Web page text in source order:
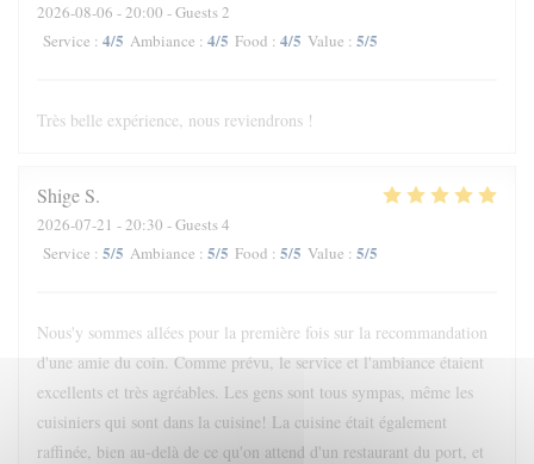
2026-08-06 - 20:00 - Guests 2
Service : 4/5 Ambiance : 4/5 Food : 4/5 Value : 5/5
Très belle expérience, nous reviendrons !
Shige S
2026-07-21 - 20:30 - Guests 4
Service : 5/5 Ambiance : 5/5 Food : 5/5 Value : 5/5
Nous'y sommes allées pour la première fois sur la recommandation
d'une amie du coin. Comme prévu, le service et l'ambiance étaient
excellents et très agréables. Les gens sont tous sympas, même les
cuisiniers qui sont dans la cuisine! La cuisine était également
raffinée, bien au-delà de ce qu'on attend d'un restaurant du port, et